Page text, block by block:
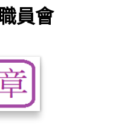
員會